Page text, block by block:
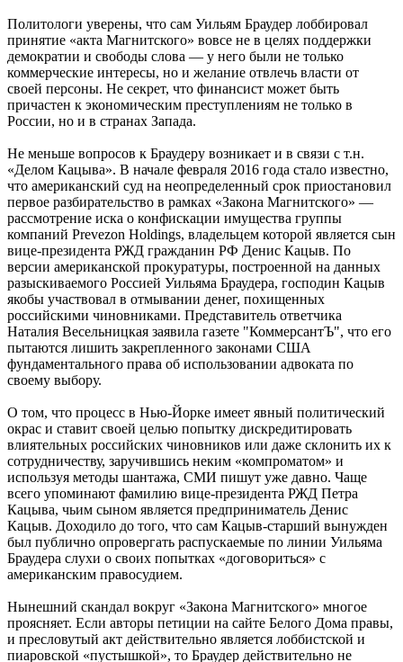
Политологи уверены, что сам Уильям Браудер лоббировал
принятие «акта Магнитского» вовсе не в целях поддержки
демократии и свободы слова — у него были не только
коммерческие интересы, но и желание отвлечь власти от
своей персоны. Не секрет, что финансист может быть
причастен к экономическим преступлениям не только в
России, но и в странах Запада.
Не меньше вопросов к Браудеру возникает и в связи с т.н.
«Делом Кацыва». В начале февраля 2016 года стало известно,
что американский суд на неопределенный срок приостановил
первое разбирательство в рамках «Закона Магнитского» —
рассмотрение иска о конфискации имущества группы
компаний Prevezon Holdings, владельцем которой является сын
вице-президента РЖД гражданин РФ Денис Кацыв. По
версии американской прокуратуры, построенной на данных
разыскиваемого Россией Уильяма Браудера, господин Кацыв
якобы участвовал в отмывании денег, похищенных
российскими чиновниками. Представитель ответчика
Наталия Весельницкая заявила газете "КоммерсантЪ", что его
пытаются лишить закрепленного законами США
фундаментального права об использовании адвоката по
своему выбору.
О том, что процесс в Нью-Йорке имеет явный политический
окрас и ставит своей целью попытку дискредитировать
влиятельных российских чиновников или даже склонить их к
сотрудничеству, заручившись неким «компроматом» и
используя методы шантажа, СМИ пишут уже давно. Чаще
всего упоминают фамилию вице-президента РЖД Петра
Кацыва, чьим сыном является предприниматель Денис
Кацыв. Доходило до того, что сам Кацыв-старший вынужден
был публично опровергать распускаемые по линии Уильяма
Браудера слухи о своих попытках «договориться» с
американским правосудием.
Нынешний скандал вокруг «Закона Магнитского» многое
проясняет. Если авторы петиции на сайте Белого Дома правы,
и пресловутый акт действительно является лоббистской и
пиаровской «пустышкой», то Браудер действительно не